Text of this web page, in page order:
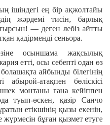
ішіндегі ең бір ақжолтайы
жәрдемі тисін, барлық
— деген лебіз айтты
қадірменді сеньора.
осыншама жақсылық
етті, осы себепті одан өз
айбынды білегінің
атақпен бөліскісі
монтаны ғана кейіппен
туып-өскен, қазір Санчо
етікшінің қызы екенін,
жүрмесін бұған қызмет етуге